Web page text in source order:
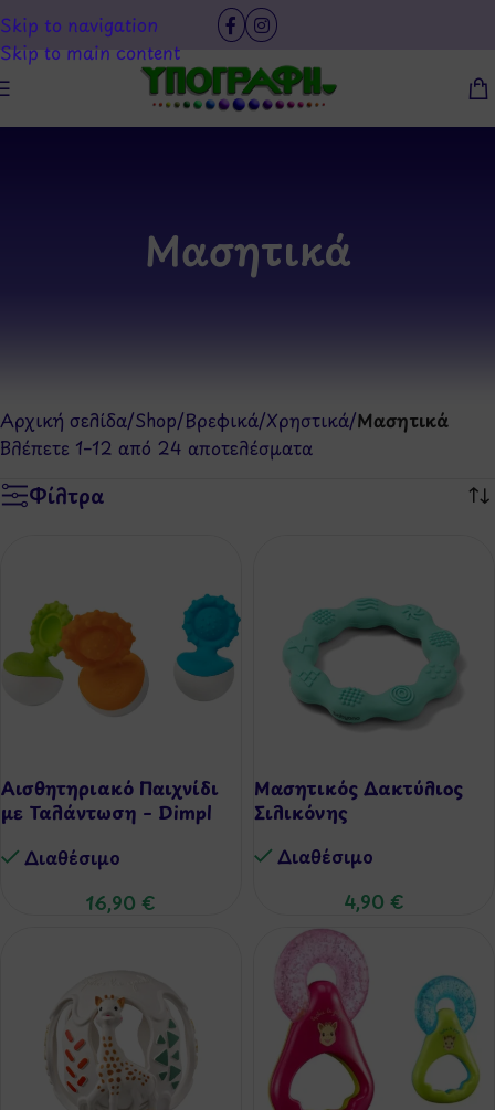
Skip to navigation
Skip to main content
Μασητικά
Αρχική σελίδα/Shop/Βρεφικά/Χρηστικά/Μασητικά
Βλέπετε 1–12 από 24 αποτελέσματα
Φίλτρα
Αισθητηριακό Παιχνίδι
με Ταλάντωση – Dimpl
Διαθέσιμo
16,90 €
Μασητικός Δακτύλιος
Σιλικόνης
Διαθέσιμo
4,90 €